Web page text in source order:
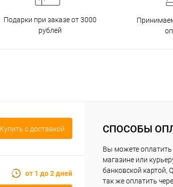
Подарки при заказе от 3000
рублей
Купить c доставкой
от 1 до 2 дней
СПОСОБЫ
Вы можете оплатить
магазине или
банковской картой,
так же оплатить